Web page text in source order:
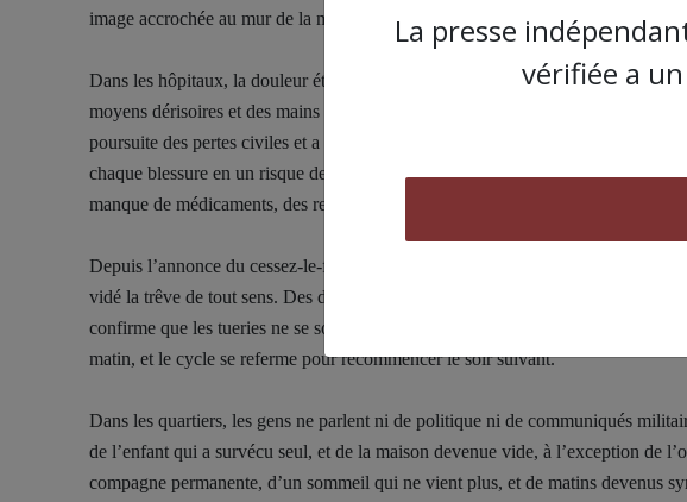
image accrochée au mur de la mémoire.
Dans les hôpitaux, la douleur était encore plus visible. Des médecins épuisés,
moyens dérisoires et des mains presque vides. Le Comité international de la
poursuite des pertes civiles et a averti que les restrictions imposées à l’entrée
chaque blessure en un risque de mort aggravé. Les blessés ne meurent pas
manque de médicaments, des retards de traitement, et d’un sentiment cruel que
Depuis l’annonce du cessez-le-feu, Gaza espérait reprendre son souffle. Mais
vidé la trêve de tout sens. Des dizaines de morts sont tombés depuis cette
confirme que les tueries ne se sont pas arrêtées, mais ont simplement changé
matin, et le cycle se referme pour recommencer le soir suivant.
Dans les quartiers, les gens ne parlent ni de politique ni de communiqués
de l’enfant qui a survécu seul, et de la maison devenue vide, à l’exception de
compagne permanente, d’un sommeil qui ne vient plus, et de matins devenus
La presse
vérifiée a